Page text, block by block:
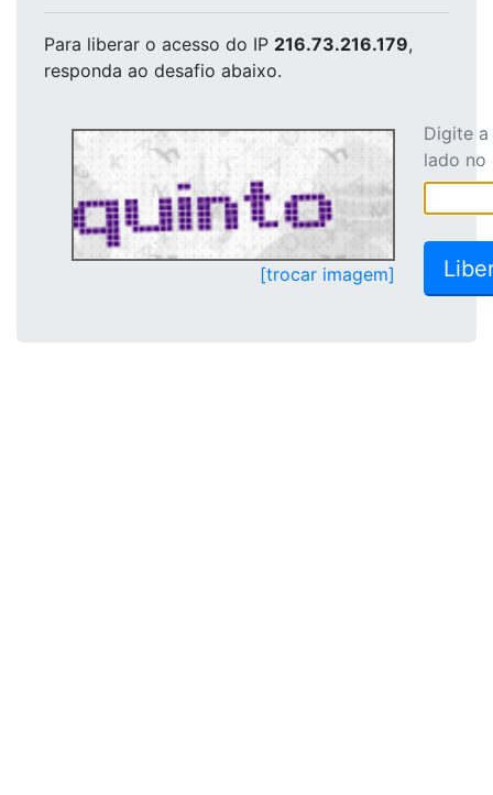
Para liberar o acesso do IP 216.73.216.179,
responda ao desafio abaixo.
[trocar imagem]
Digite
lado no